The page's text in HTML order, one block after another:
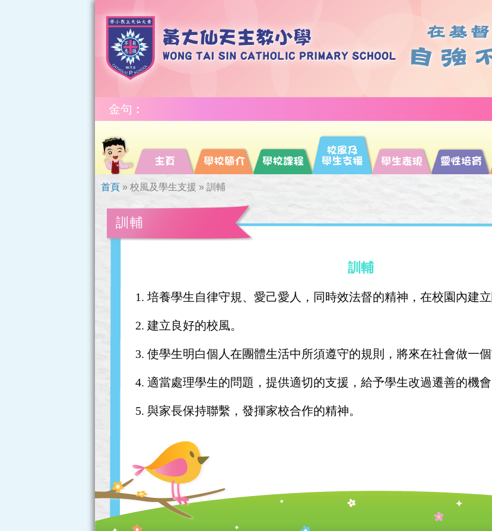
金句︰
首頁 » 校風及學生支援 » 訓輔
訓輔
訓輔
1. 培養學生自律守規、愛己愛人，同時效法督的精神，在校園內建立
2. 建立良好的校風。
3. 使學生明白個人在團體生活中所須遵守的規則 ， 將來在社會做一
4. 適當處理學生的問題，提供適切的支援，給予學生改過遷善的機會
5. 與家長保持聯繫，發揮家校合作的精神。